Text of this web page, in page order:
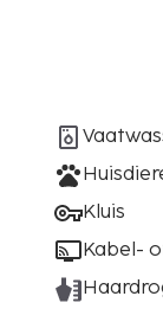
Kluis
Kabel-